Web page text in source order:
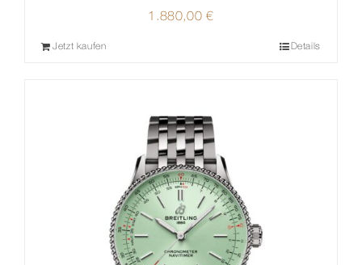
1.880,00€
Jetzt kaufen Details